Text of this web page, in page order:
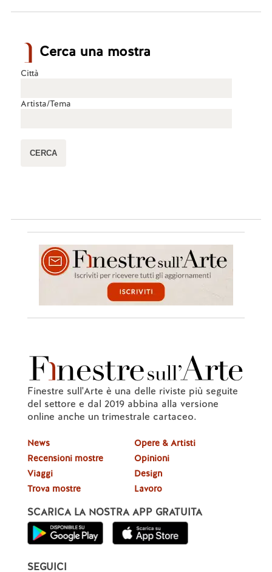
Cerca una mostra
Città
Artista/Tema
Finestre sull'Arte è una delle riviste più seguite
del settore e dal 2019 abbina alla versione
online anche un trimestrale cartaceo.
News
Recensioni mostre
Viaggi
Trova mostre
Opere & Artisti
Opinioni
Design
Lavoro
SCARICA LA NOSTRA APP GRATUITA
SEGUICI